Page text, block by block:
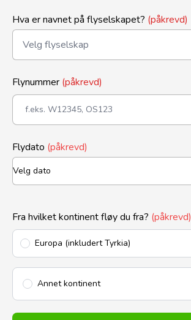
Hva er navnet på flyselskapet? (påkrevd)
Flynummer (påkrevd)
Flydato (påkrevd)
Fra hvilket kontinent fløy du fra? (påkrevd)
Europa (inkludert Tyrkia)
Annet kontinent